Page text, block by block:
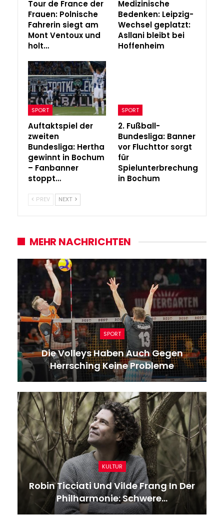
Tour de France der
Frauen: Polnische
Fahrerin siegt am
Mont Ventoux und
holt…
Medizinische
Bedenken: Leipzig-
Wechsel geplatzt:
Asllani bleibt bei
Hoffenheim
SPORT
Auftaktspiel der
zweiten
Bundesliga: Hertha
gewinnt in Bochum
– Fanbanner
stoppt…
SPORT
2. Fußball-
Bundesliga: Banner
vor Fluchttor sorgt
für
Spielunterbrechung
in Bochum
PREV NEXT
MEHR NACHRICHTEN
SPORT
Die Volleys Haben Auch Gegen
Herrsching Keine Probleme
KULTUR
Robin Ticciati Und Vilde Frang In Der
Philharmonie: Schwere…